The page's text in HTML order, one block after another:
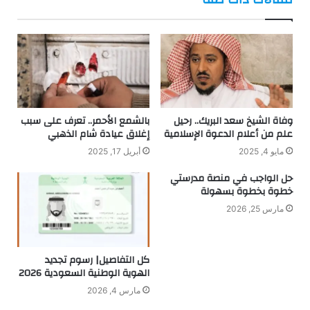
وفاة الشيخ سعد البريك.. رحيل
علم من أعلام الدعوة الإسلامية
مايو 4, 2025
بالشمع الأحمر.. تعرف على سبب
إغلاق عيادة شام الذهبي
أبريل 17, 2025
حل الواجب في منصة مدرستي
خطوة بخطوة بسهولة
مارس 25, 2026
كل التفاصيل| رسوم تجديد
الهوية الوطنية السعودية 2026
مارس 4, 2026